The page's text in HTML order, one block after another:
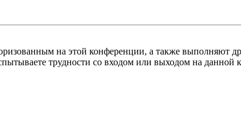
на этой конференции, а также выполняют
трудности со входом или выходом на